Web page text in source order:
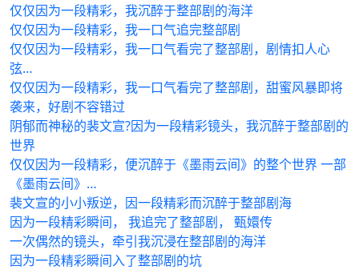
仅仅因为一段精彩，我沉醉于整部剧的海洋
仅仅因为一段精彩，我一口气追完整部剧
仅仅因为一段精彩，我一口气看完了整部剧，剧情扣人心
弦…
仅仅因为一段精彩，我一口气看完了整部剧，甜蜜风暴即将
袭来，好剧不容错过
阴郁而神秘的裴文宣?因为一段精彩镜头，我沉醉于整部剧的
世界
仅仅因为一段精彩，便沉醉于《墨雨云间》的整个世界 一部
《墨雨云间》…
裴文宣的小小叛逆，因一段精彩而沉醉于整部剧海
因为一段精彩瞬间， 我追完了整部剧， 甄嬛传
一次偶然的镜头，牵引我沉浸在整部剧的海洋
因为一段精彩瞬间入了整部剧的坑